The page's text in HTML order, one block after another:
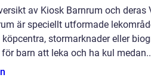
av Kiosk Barnrum och
är speciellt utformade
stormarknader eller
barn att leka och ha kul